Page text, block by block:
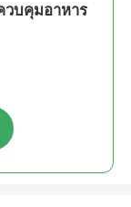
วบคุมอาหาร